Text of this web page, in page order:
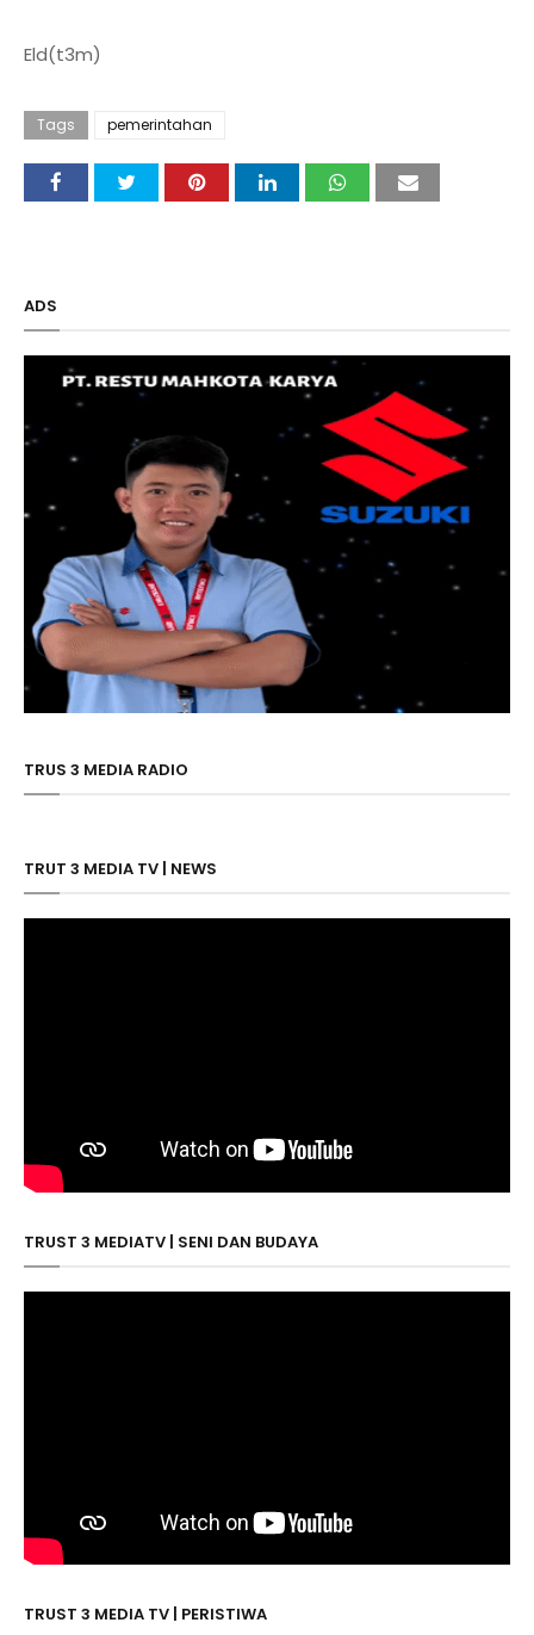
Eld(t3m)
Tags pemerintahan
ADS
TRUS 3 MEDIA RADIO
TRUT 3 MEDIA TV | NEWS
TRUST 3 MEDIATV | SENI DAN BUDAYA
TRUST 3 MEDIA TV | PERISTIWA